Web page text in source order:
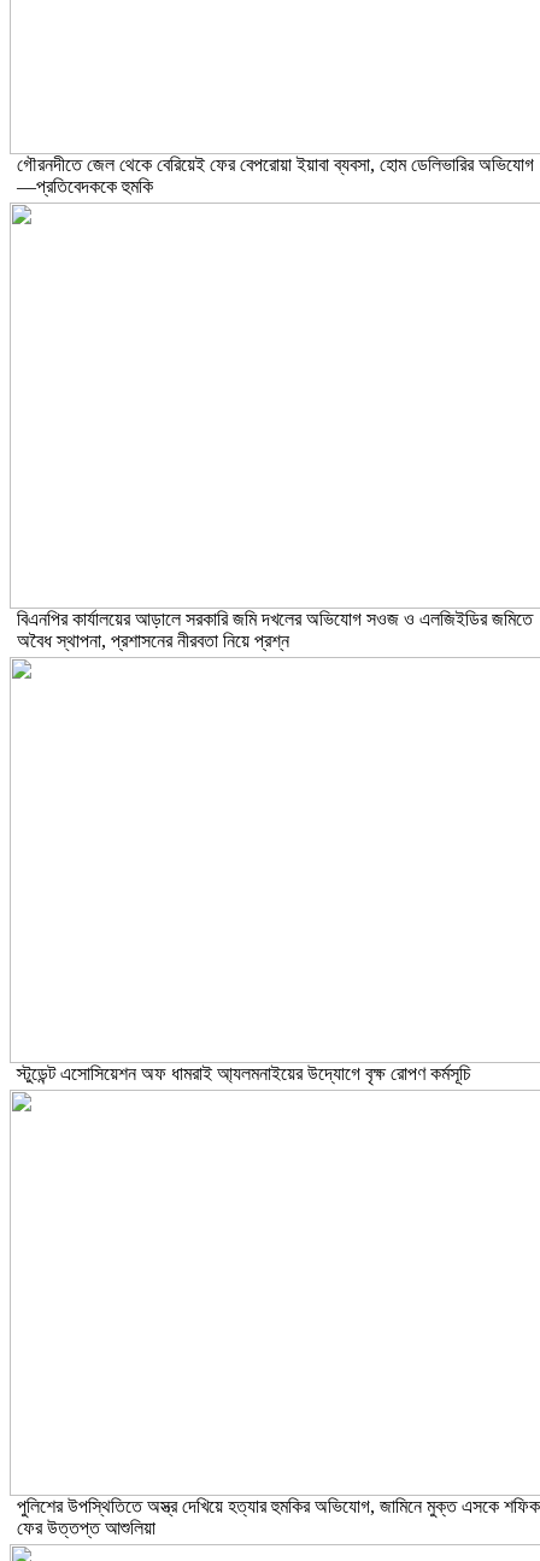
গৌরনদীতে জেল থেকে বেরিয়েই ফের বেপরোয়া ইয়াবা ব্যবসা, হোম ডেলিভারির অভিযোগ
—প্রতিবেদককে হুমকি
বিএনপির কার্যালয়ের আড়ালে সরকারি জমি দখলের অভিযোগ সওজ ও এলজিইডির জমিতে
অবৈধ স্থাপনা, প্রশাসনের নীরবতা নিয়ে প্রশ্ন
স্টুডেন্ট এসোসিয়েশন অফ ধামরাই আ্যলমনাইয়ের উদ্যোগে বৃক্ষ রোপণ কর্মসূচি
পুলিশের উপস্থিতিতে অস্ত্র দেখিয়ে হত্যার হুমকির অভিযোগ, জামিনে মুক্ত এসকে
ফের উত্তপ্ত আশুলিয়া